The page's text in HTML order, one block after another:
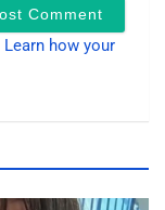
Learn how your